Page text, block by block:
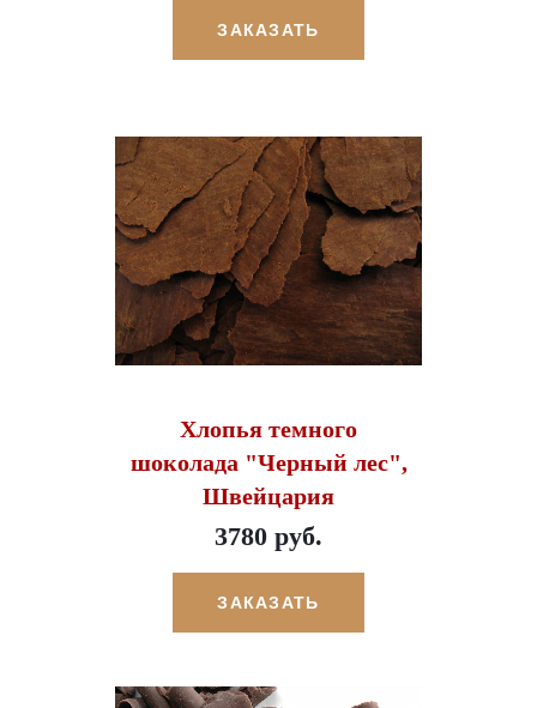
ЗАКАЗАТЬ
Хлопья темного
шоколада "Черный лес",
Швейцария
3780 руб.
ЗАКАЗАТЬ